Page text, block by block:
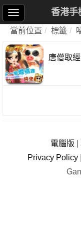
香港手
當前位置 標籤
唐僧取
電腦版
Privacy Policy